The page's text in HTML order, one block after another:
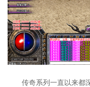
传奇系列一直以来都